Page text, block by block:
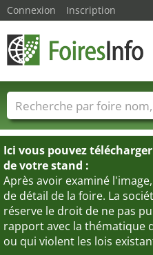
Ici vous pouvez
de votre stand :
Après avoir examiné
de détail de la foire. La
réserve le droit de ne pas
rapport avec la thématique
ou qui violent les lois
Connexion Inscription
Foire noms Pays
Secteurs du fournisseur